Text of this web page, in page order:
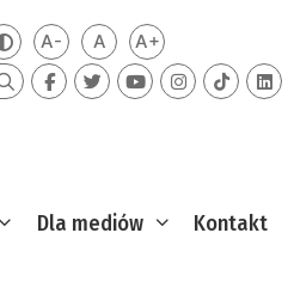
Zmień kontrast
A-Mniejsza czcionka
ADomyślna czcionka
A+Większa
Szukaj
Dla mediów Kontakt